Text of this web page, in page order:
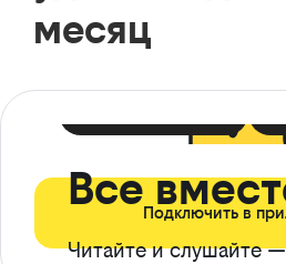
месяц
Все
Читайте и слушайте
Подключить в